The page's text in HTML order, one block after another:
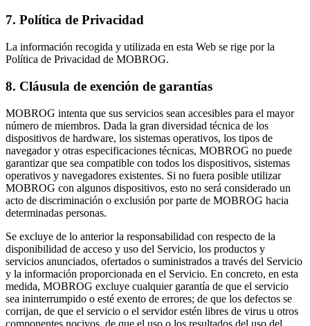
7. Política de Privacidad
La información recogida y utilizada en esta Web se rige por la
Política de Privacidad de MOBROG.
8. Cláusula de exención de garantías
MOBROG intenta que sus servicios sean accesibles para el mayor
número de miembros. Dada la gran diversidad técnica de los
dispositivos de hardware, los sistemas operativos, los tipos de
navegador y otras especificaciones técnicas, MOBROG no puede
garantizar que sea compatible con todos los dispositivos, sistemas
operativos y navegadores existentes. Si no fuera posible utilizar
MOBROG con algunos dispositivos, esto no será considerado un
acto de discriminación o exclusión por parte de MOBROG hacia
determinadas personas.
Se excluye de lo anterior la responsabilidad con respecto de la
disponibilidad de acceso y uso del Servicio, los productos y
servicios anunciados, ofertados o suministrados a través del Servicio
y la información proporcionada en el Servicio. En concreto, en esta
medida, MOBROG excluye cualquier garantía de que el servicio
sea ininterrumpido o esté exento de errores; de que los defectos se
corrijan, de que el servicio o el servidor estén libres de virus u otros
componentes nocivos, de que el uso o los resultados del uso del